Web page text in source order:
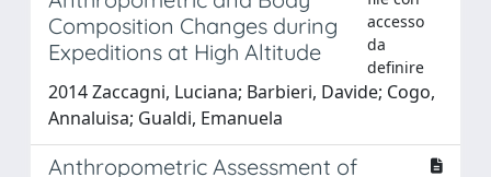
Composition Changes during
Expeditions at High Altitude
accesso
da
definire
2014 Zaccagni, Luciana; Barbieri, Davide; Cogo,
Annaluisa; Gualdi, Emanuela
Anthropometric Assessment of